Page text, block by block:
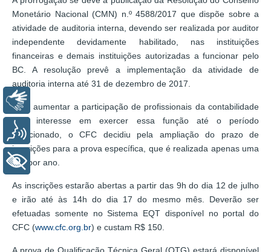
Monetário Nacional (CMN) n.º 4588/2017 que dispõe sobre a
atividade de auditoria interna, devendo ser realizada por auditor
independente devidamente habilitado, nas instituições
financeiras e demais instituições autorizadas a funcionar pelo
BC. A resolução prevê a implementação da atividade de
auditoria interna até 31 de dezembro de 2017.
Para aumentar a participação de profissionais da contabilidade
com interesse em exercer essa função até o período
mencionado, o CFC decidiu pela ampliação do prazo de
inscrições para a prova específica, que é realizada apenas uma
vez por ano.
As inscrições estarão abertas a partir das 9h do dia 12 de julho
e irão até às 14h do dia 17 do mesmo mês. Deverão ser
efetuadas somente no Sistema EQT disponível no portal do
CFC (www.cfc.org.br) e custam R$ 150.
A prova de Qualificação Técnica Geral (QTG) estará disponível
Voz
+ Acessibilidade